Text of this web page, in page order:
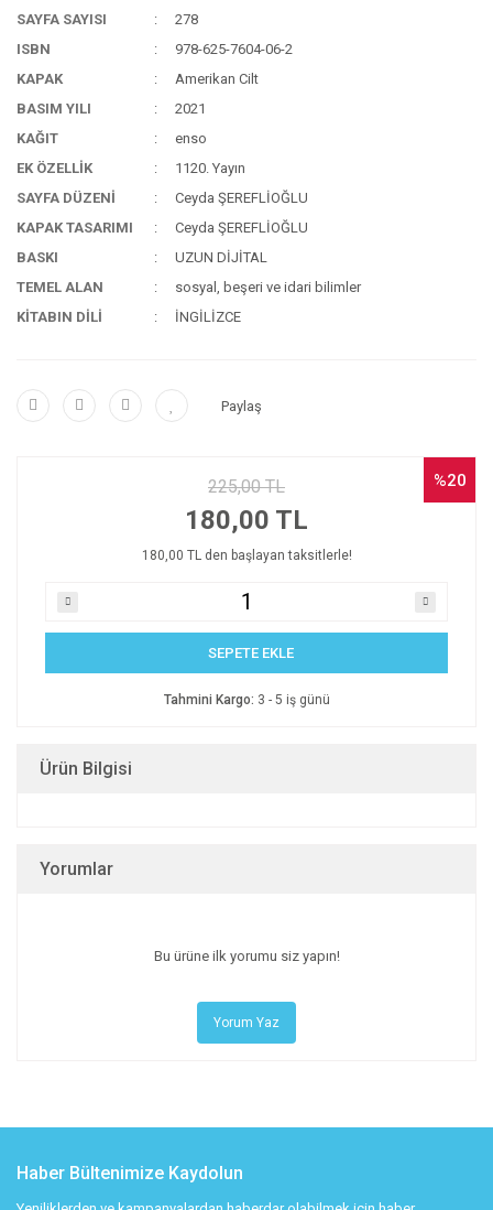
SAYFA SAYISI
278
ISBN
978-625-7604-06-2
KAPAK
Amerikan Cilt
BASIM YILI
2021
KAĞIT
enso
EK ÖZELLİK
1120. Yayın
SAYFA DÜZENİ
Ceyda ŞEREFLİOĞLU
KAPAK TASARIMI
Ceyda ŞEREFLİOĞLU
BASKI
UZUN DİJİTAL
TEMEL ALAN
sosyal, beşeri ve idari bilimler
KİTABIN DİLİ
İNGİLİZCE
Paylaş
%20
225,00 TL
180,00 TL
180,00 TL den başlayan taksitlerle!
SEPETE EKLE
Tahmini Kargo: 3 - 5 iş günü
Ürün Bilgisi
Yorumlar
Bu ürüne ilk yorumu siz yapın!
Yorum Yaz
Haber Bültenimize Kaydolun